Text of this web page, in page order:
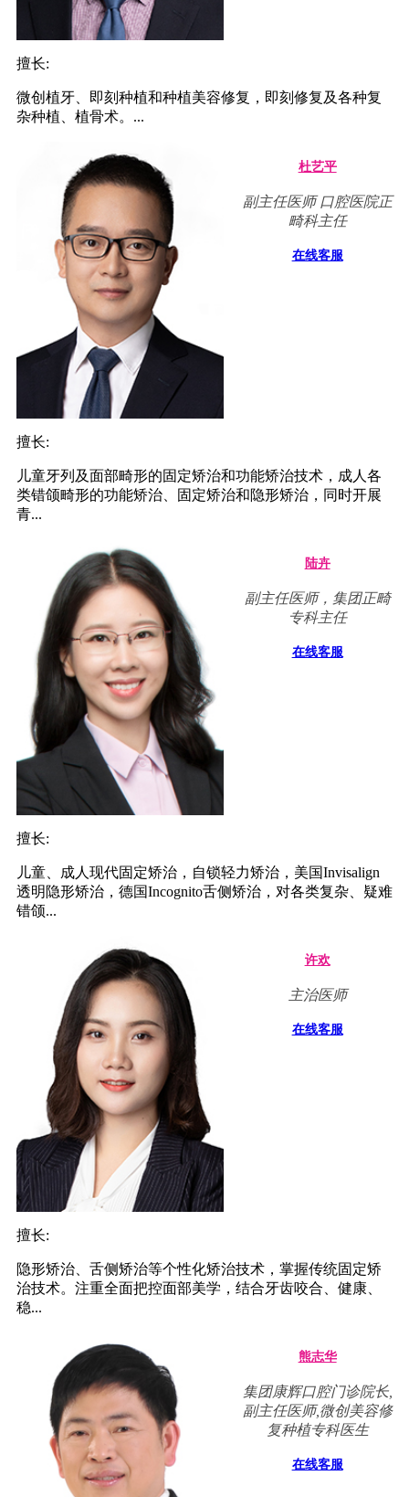
擅长:
微创植牙、即刻种植和种植美容修复，即刻修复及各种复
杂种植、植骨术。...
杜艺平
副主任医师 口腔医院正
畸科主任
在线客服
擅长:
儿童牙列及面部畸形的固定矫治和功能矫治技术，成人各
类错颌畸形的功能矫治、固定矫治和隐形矫治，同时开展
青...
陆卉
副主任医师，集团正畸
专科主任
在线客服
擅长:
儿童、成人现代固定矫治，自锁轻力矫治，美国Invisalign
透明隐形矫治，德国Incognito舌侧矫治，对各类复杂、疑难
错颌...
许欢
主治医师
在线客服
擅长:
隐形矫治、舌侧矫治等个性化矫治技术，掌握传统固定矫
治技术。注重全面把控面部美学，结合牙齿咬合、健康、
稳...
熊志华
集团康辉口腔门诊院长,
副主任医师,微创美容修
复种植专科医生
在线客服